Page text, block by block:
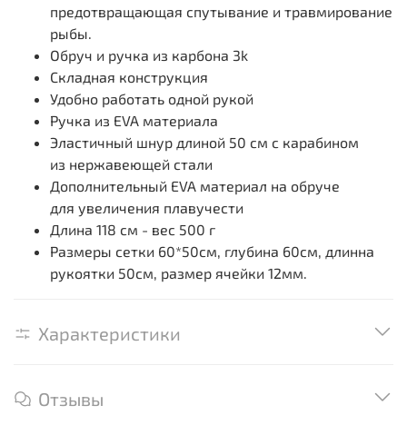
предотвращающая спутывание и травмирование
рыбы.
Обруч и ручка из карбона 3k
Складная конструкция
Удобно работать одной рукой
Ручка из EVA материала
Эластичный шнур длиной 50 см с карабином
из нержавеющей стали
Дополнительный EVA материал на обруче
для увеличения плавучести
Длина 118 см - вес 500 г
Размеры сетки 60*50см, глубина 60см, длинна
рукоятки 50см, размер ячейки 12мм.
Характеристики
Отзывы